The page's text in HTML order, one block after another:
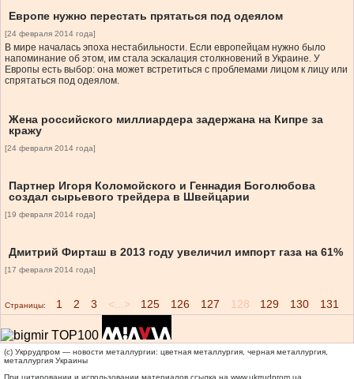
Европе нужно перестать прятаться под одеялом
[24 февраля 2014 года]
В мире началась эпоха нестабильности. Если европейцам нужно было
напоминание об этом, им стала эскалация столкновений в Украине. У
Европы есть выбор: она может встретиться с проблемами лицом к лицу или
спрятаться под одеялом.
Жена российского миллиардера задержана на Кипре за
кражу
[24 февраля 2014 года]
Партнер Игоря Коломойского и Геннадия Боголюбова
создал сырьевого трейдера в Швейцарии
[19 февраля 2014 года]
Дмитрий Фирташ в 2013 году увеличил импорт газа на 61%
[17 февраля 2014 года]
Страницы: 1 2 3 <...> 125 126 127 128 129 130 131
(c) Укррудпром — новости металлургии: цветная металлургия, черная металлургия,
металлургия Украины